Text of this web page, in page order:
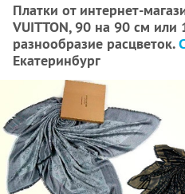
Платки от интернет-
VUITTON, 90 на 90 см или
разнообразие расцветок.
Екатеринбург